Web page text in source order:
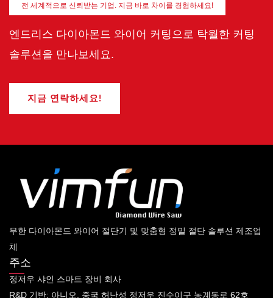
전 세계적으로 신뢰받는 기업. 지금 바로 차이를 경험하세요!
엔드리스 다이아몬드 와이어 커팅으로 탁월한 커팅
솔루션을 만나보세요.
지금 연락하세요!
무한 다이아몬드 와이어 절단기 및 맞춤형 정밀 절단 솔루션 제조업
체
주소
정저우 샤인 스마트 장비 회사
R&D 기반: 아니오. 중국 허난성 정저우 진수이구 농계동로 62호